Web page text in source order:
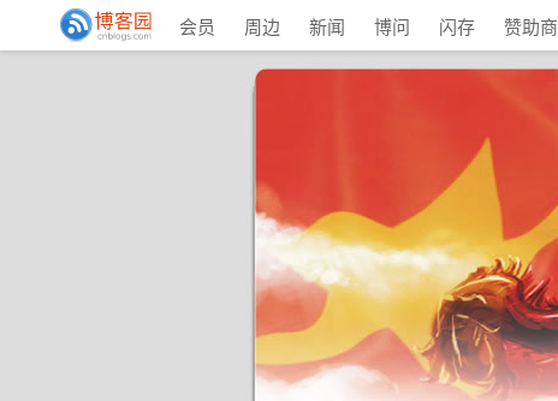
会员 周边 新闻 博问 闪存 赞助商